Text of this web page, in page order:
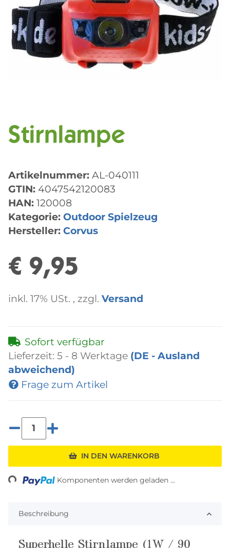
Stirnlampe
Artikelnummer: AL-040111
GTIN: 4047542120083
HAN: 120008
Kategorie: Outdoor Spielzeug
Hersteller: Corvus
€ 9,95
inkl. 17% USt. , zzgl. Versand
Sofort verfügbar
Lieferzeit: 5 - 8 Werktage (DE - Ausland
abweichend)
Frage zum Artikel
IN DEN WARENKORB
Loading... Komponenten werden geladen ...
Beschreibung
Superhelle Stirnlampe (1W / 90